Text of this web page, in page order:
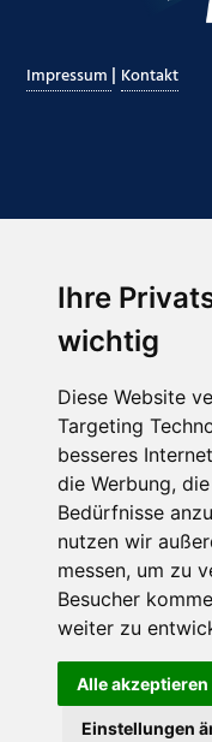
Ihre
wichtig
Diese Website
Targeting
besseres
die Werbung,
Bedürfnisse
nutzen wir
messen, um zu
Besucher
weiter zu
Alle akzeptieren
Einstellungen
Impressum | Kontakt
Hier finden Sie
Abonnieren
Email*